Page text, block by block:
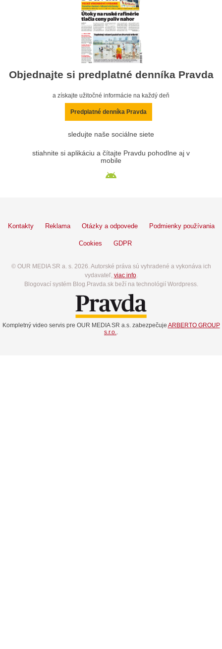
Objednajte si predplatné denníka Pravda
a získajte užitočné informácie na každý deň
Predplatné denníka Pravda
sledujte naše sociálne siete
stiahnite si aplikáciu a čítajte Pravdu pohodlne aj v
mobile
Kontakty Reklama Otázky a odpovede Podmienky používania
Cookies GDPR
© OUR MEDIA SR a. s. 2026. Autorské práva sú vyhradené a vykonáva ich
vydavateľ, viac info.
Blogovací systém Blog.Pravda.sk beží na technológií Wordpress.
Kompletný video servis pre OUR MEDIA SR a.s. zabezpečuje ARBERTO GROUP
s.r.o..